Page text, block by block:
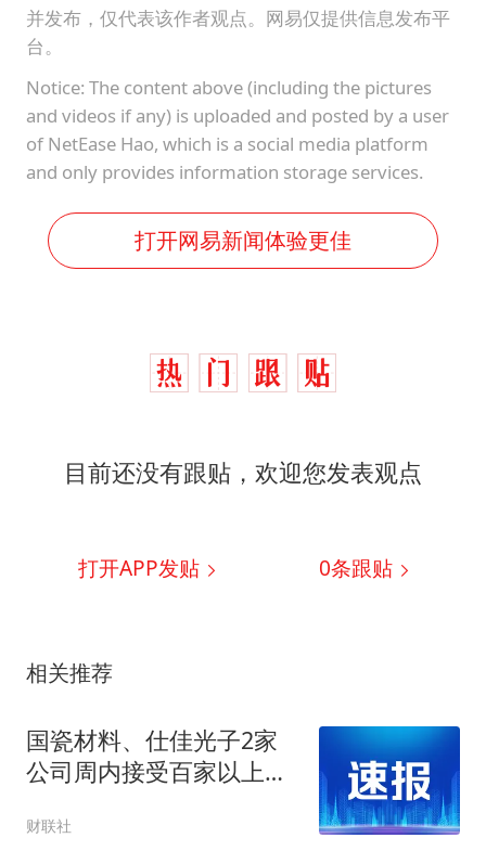
并发布，仅代表该作者观点。网易仅提供信息发布平
台。
Notice: The content above (including the pictures
and videos if any) is uploaded and posted by a user
of NetEase Hao, which is a social media platform
and only provides information storage services.
打开网易新闻体验更佳
目前还没有跟贴，欢迎您发表观点
打开APP发贴 0条跟贴
相关推荐
国瓷材料、仕佳光子2家
公司周内接受百家以上机
财联社